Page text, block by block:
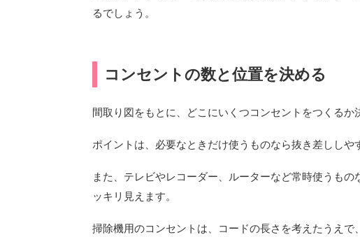
るでしょう。
コンセントの数と位置を決める
間取り図をもとに、どこにいくつコンセントをつくるか
ポイントは、必要なときだけ使うものなら抜き差ししや
また、テレビやレコーダー、ルーターなど常時使うも
ッキリ見えます。
掃除機用のコンセントは、コードの長さを考えたうえ